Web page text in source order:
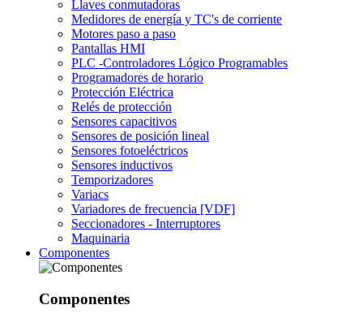
Llaves conmutadoras
Medidores de energía y TC's de corriente
Motores paso a paso
Pantallas HMI
PLC -Controladores Lógico Programables
Programadores de horario
Protección Eléctrica
Relés de protección
Sensores capacitivos
Sensores de posición lineal
Sensores fotoeléctricos
Sensores inductivos
Temporizadores
Variacs
Variadores de frecuencia [VDF]
Seccionadores - Interruptores
Maquinaria
Componentes
Componentes